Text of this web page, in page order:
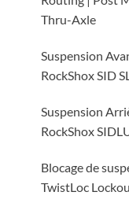
Thru-Axle
Suspension
RockShox SID
Suspension
RockShox
Blocage de
TwistLoc